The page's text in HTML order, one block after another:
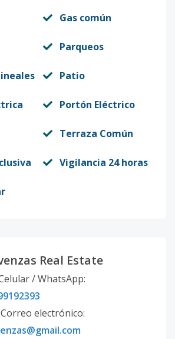
Gas común
Parqueos
Patio
Portón Eléctrico
Terraza Común
Vigilancia 24 horas
Real Estate
/ WhatsApp:
Correo electrónico: